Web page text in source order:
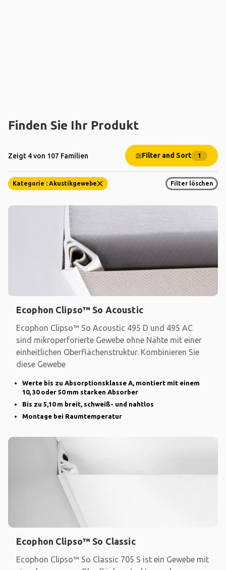
Finden Sie Ihr Produkt
Zeigt 4 von 107 Familien Filter and Sort 1
Kategorie : Akustikgewebe Filter löschen
Ecophon Clipso™ So Acoustic
Ecophon Clipso™ So Acoustic 495 D und 495 AC
sind mikroperforierte Gewebe ohne Nähte mit einer
einheitlichen Oberflächenstruktur. Kombinieren Sie
diese Gewebe
Werte bis zu Absorptionsklasse A, montiert mit einem
10, 30 oder 50 mm starken Absorber
Bis zu 5,10 m breit, schweiß- und nahtlos
Montage bei Raumtemperatur
Ecophon Clipso™ So Classic
Ecophon Clipso™ So Classic 705 S ist ein Gewebe mit